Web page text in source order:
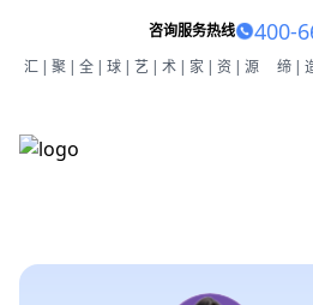
咨询服务热线 400-
汇|聚|全|球|艺|术|家|资|源 缔|